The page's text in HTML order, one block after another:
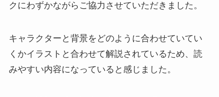
クにわずかながらご協力させていただきました。
キャラクターと背景をどのように合わせていてい
くかイラストと合わせて解説されているため、読
みやすい内容になっていると感じました。